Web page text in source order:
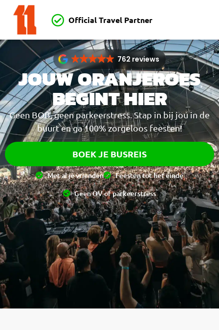
Official Travel Partner
762 reviews
JOUW ORANJEROES
BEGINT HIER
Geen BOB, geen parkeerstress. Stap in bij jou in de
buurt en ga 100% zorgeloos feesten!
BOEK JE BUSREIS
Met al je vrienden
Feesten tot het einde
Geen OV of parkeerstress